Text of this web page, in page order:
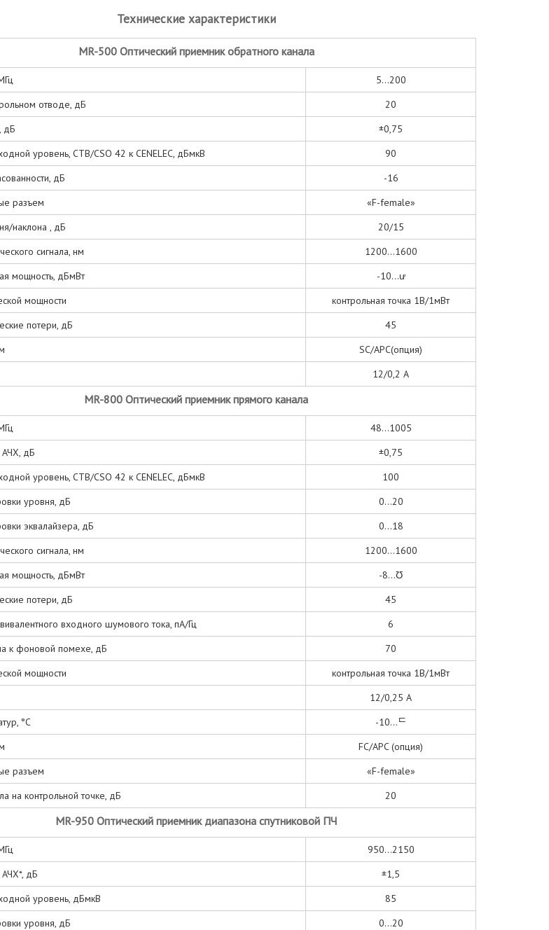
Технические характеристики
MR-500 Оптический приемник обратного канала
5...200
отводе, дБ
20
дБ
±0,75
уровень, CTB/CSO 42 к CENELEC, дБмкВ
90
дБ
-16
разъем
«F-female»
наклона , дБ
20/15
сигнала, нм
1200...1600
мощность, дБмВт
-10...ư
мощности
контрольная точка 1В/1мВт
потери, дБ
45
SC/APC(опция)
12/0,2 А
MR-800 Оптический приемник прямого канала
48...1005
АЧХ, дБ
±0,75
уровень, CTB/CSO 42 к CENELEC, дБмкВ
100
уровня, дБ
0...20
эквалайзера, дБ
0...18
сигнала, нм
1200...1600
мощность, дБмВт
-8...Ʊ
потери, дБ
45
входного шумового тока, пА/Гц
6
к фоновой помехе, дБ
70
мощности
контрольная точка 1В/1мВт
12/0,25 А
°С
-10...ᄃ
FC/АPC (опция)
разъем
«F-female»
на контрольной точке, дБ
20
MR-950 Оптический приемник диапазона спутниковой ПЧ
950...2150
дБ
±1,5
уровень, дБмкВ
85
уровня, дБ
0...20